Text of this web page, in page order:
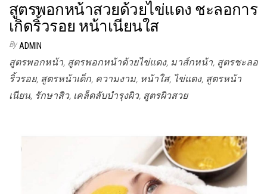
สูตรพอกหน้าสวยด้วยไข่แดง ชะลอการ
เกิดริ้วรอย หน้าเนียนใส
By ADMIN
สูตรพอกหน้า, สูตรพอกหน้าด้วยไข่แดง, มาส์กหน้า, สูตรชะลอ
ริ้วรอย, สูตรหน้าเด็ก, ความงาม, หน้าใส, ไข่แดง, สูตรหน้า
เนียน, รักษาสิว, เคล็ดลับบำรุงผิว, สูตรผิวสวย